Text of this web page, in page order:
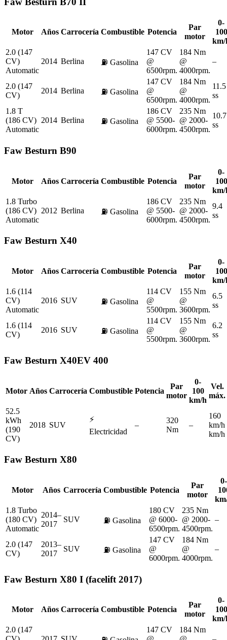
Motor Años Carrocería Combustible Potencia
Par
motor
0-
100
km/
2.0 (147
CV)
Automatic
2014 Berlina ⛽ Gasolina
147 CV
@
6500rpm.
184 Nm
@
4000rpm.
–
2.0 (147
CV)
2014 Berlina ⛽ Gasolina
147 CV
@
6500rpm.
184 Nm
@
4000rpm.
11.5
ss
1.8 T
(186 CV)
Automatic
2014 Berlina ⛽ Gasolina
186 CV
@ 5500-
6000rpm.
235 Nm
@ 2000-
4500rpm.
10.7
ss
Faw Besturn B90
Motor Años Carrocería Combustible Potencia
Par
motor
0-
100
km/
1.8 Turbo
(186 CV)
Automatic
2012 Berlina ⛽ Gasolina
186 CV
@ 5500-
6000rpm.
235 Nm
@ 2000-
4500rpm.
9.4
ss
Faw Besturn X40
Motor Años Carrocería Combustible Potencia
Par
motor
0-
100
km/
1.6 (114
CV)
Automatic
2016 SUV ⛽ Gasolina
114 CV
@
5500rpm.
155 Nm
@
3600rpm.
6.5
ss
1.6 (114
CV)
2016 SUV ⛽ Gasolina
114 CV
@
5500rpm.
155 Nm
@
3600rpm.
6.2
ss
Faw Besturn X40EV 400
Motor Años Carrocería Combustible Potencia
Par
motor
0-
100
km/h
Vel.
máx.
52.5
kWh
(190
CV)
2018 SUV
⚡
Electricidad
–
320
Nm
–
160
km/h
km/h
Faw Besturn X80
Motor Años Carrocería Combustible Potencia
Par
motor
0-
1.8 Turbo
(180 CV)
Automatic
2014–
2017
SUV ⛽ Gasolina
180 CV
@ 6000-
6500rpm.
235 Nm
@ 2000-
4500rpm.
–
2.0 (147
CV)
2013–
2017
SUV ⛽ Gasolina
147 CV
@
6000rpm.
184 Nm
@
4000rpm.
–
Faw Besturn X80 I (facelift 2017)
Motor Años Carrocería Combustible Potencia
Par
motor
0-
100
km/
2.0 (147
147 CV
184 Nm